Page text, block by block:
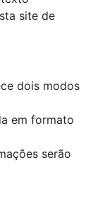
site de
dois modos
em formato
serão